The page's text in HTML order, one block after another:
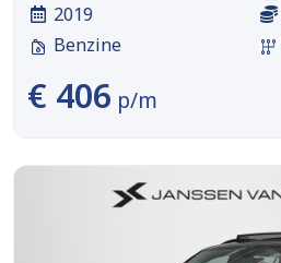
2019
Benzine
€ 406 p/m